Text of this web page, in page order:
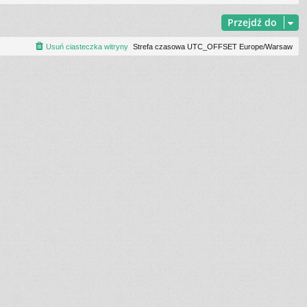
Przejdź do
Strefa czasowa UTC_OFFSET Europe/Warsaw
Usuń ciasteczka witryny